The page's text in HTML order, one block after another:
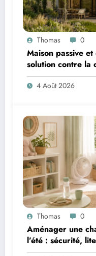
Thomas 0
Maison passive
solution contre la
4 Août 2026
Thomas 0
Aménager une
l’été : sécurité,